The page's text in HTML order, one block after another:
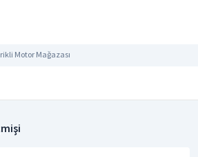
Motor Mağazası